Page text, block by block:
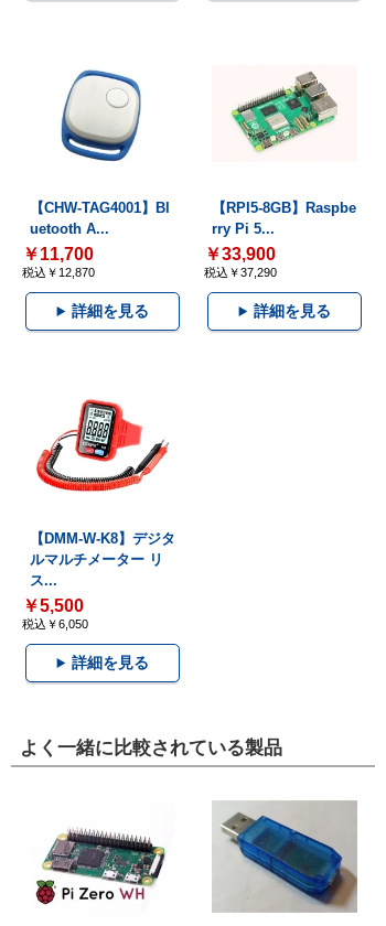
【CHW-TAG4001】Bl
uetooth A...
￥11,700
税込￥12,870
詳細を見る
【RPI5-8GB】Raspbe
rry Pi 5...
￥33,900
税込￥37,290
詳細を見る
【DMM-W-K8】デジタ
ルマルチメーター リ
ス...
￥5,500
税込￥6,050
詳細を見る
よく一緒に比較されている製品